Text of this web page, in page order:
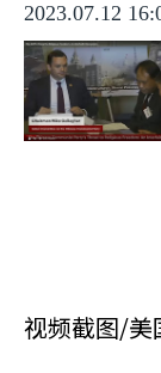
2023.07.12
视频截图/美